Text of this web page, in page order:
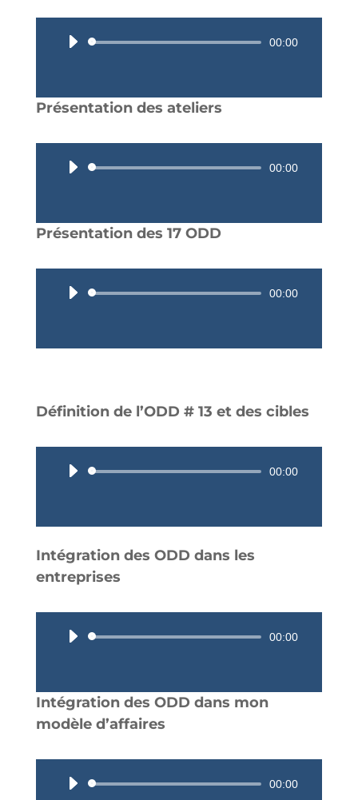
Lecteur
00:00
Présentation des ateliers
Lecteur
00:00
Présentation des 17 ODD
Lecteur
00:00
Définition de l’ODD # 13 et des cibles
Lecteur
00:00
Intégration des ODD dans les
entreprises
Lecteur
00:00
Intégration des ODD dans mon
modèle d’affaires
Lecteur
00:00